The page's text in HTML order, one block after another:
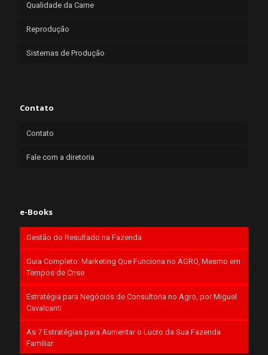
Qualidade da Carne
Reprodução
Sistemas de Produção
Contato
Contato
Fale com a diretoria
e-Books
Gestão do Resultado na Fazenda
Guia Completo: Marketing Que Funciona no AGRO, Mesmo em
Tempos de Crise
Estratégia para Negócios de Consultoria no Agro, por Miguel
Cavalcanti
As 7 Estratégias para Aumentar o Lucro da Sua Fazenda
Familiar